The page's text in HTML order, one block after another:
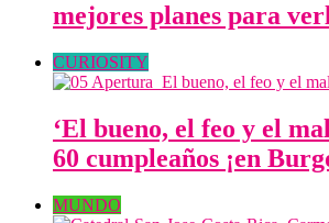
mejores planes para
CURIOSITY
‘El bueno, el feo y el
60 cumpleaños ¡en
MUNDO